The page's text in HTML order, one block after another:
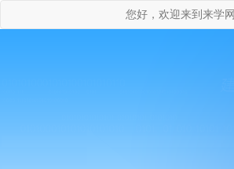
您好，欢迎来到来学网